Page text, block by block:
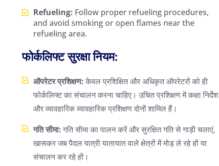
Refueling: Follow proper refueling procedures,
and avoid smoking or open flames near the
refueling area.
फोर्कलिफ्ट सुरक्षा नियम:
ऑपरेटर प्रशिक्षण: केवल प्रशिक्षित और अधिकृत ऑपरेटरों को ही
फोर्कलिफ्ट का संचालन करना चाहिए। उचित प्रशिक्षण में कक्षा निर्देश
और व्यावहारिक व्यावहारिक प्रशिक्षण दोनों शामिल हैं।
गति सीमा: गति सीमा का पालन करें और सुरक्षित गति से गाड़ी चलाएं,
खासकर जब पैदल यात्री यातायात वाले क्षेत्रों में मोड़ ले रहे हों या
संचालन कर रहे हों।